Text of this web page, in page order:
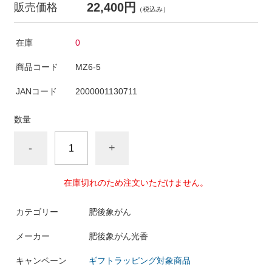
販売価格 22,400円 （税込み）
在庫 0
商品コード MZ6-5
JANコード 2000001130711
数量
- +
在庫切れのため注文いただけません。
カテゴリー 肥後象がん
メーカー 肥後象がん光香
キャンペーン ギフトラッピング対象商品